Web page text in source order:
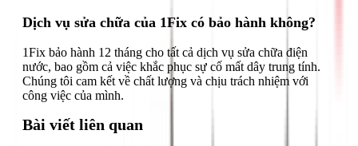
Dịch vụ sửa chữa của 1Fix có bảo hành không?
1Fix bảo hành 12 tháng cho tất cả dịch vụ sửa chữa điện
nước, bao gồm cả việc khắc phục sự cố mất dây trung tính.
Chúng tôi cam kết về chất lượng và chịu trách nhiệm với
công việc của mình.
Bài viết liên quan